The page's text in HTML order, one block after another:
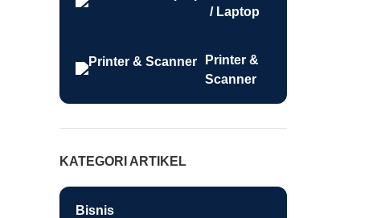
/ Laptop
Printer &
Scanner
KATEGORI ARTIKEL
Bisnis